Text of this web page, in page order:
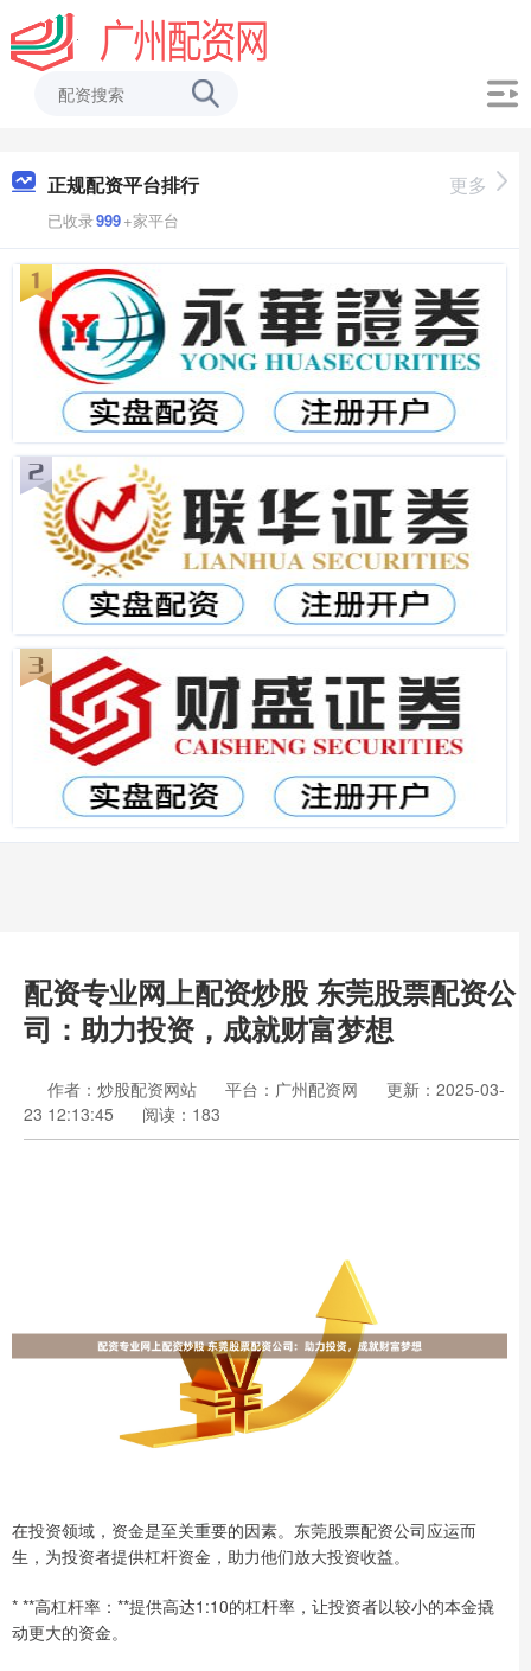
正规配资平台排行
已收录999+家平台
更多
配资专业网上配资炒股 东莞股票配资公
司：助力投资，成就财富梦想
作者：炒股配资网站 平台：广州配资网
更新：2025-03-
23 12:13:45
阅读：183
在投资领域，资金是至关重要的因素。东莞股票配资公司应运而
生，为投资者提供杠杆资金，助力他们放大投资收益。
* **高杠杆率：**提供高达1:10的杠杆率，让投资者以较小的本金撬
动更大的资金。